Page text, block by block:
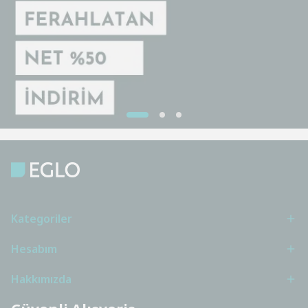
Kategoriler
Hesabım
Hakkımızda